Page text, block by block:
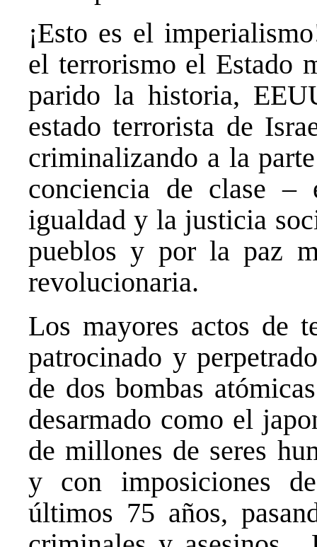
¡Esto es el
el terrorismo el Estado
parido la historia,
estado terrorista de
criminalizando a la
conciencia de clase
igualdad y la justicia
pueblos y por la paz
revolucionaria.
Los mayores actos de
patrocinado y
de dos bombas
desarmado como el
de millones de seres
y con imposiciones
últimos 75 años,